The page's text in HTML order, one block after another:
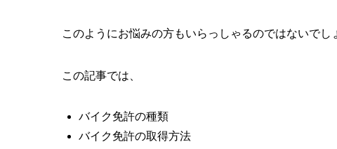
このようにお悩みの方もいらっしゃるのではないでし
この記事では、
バイク免許の種類
バイク免許の取得方法